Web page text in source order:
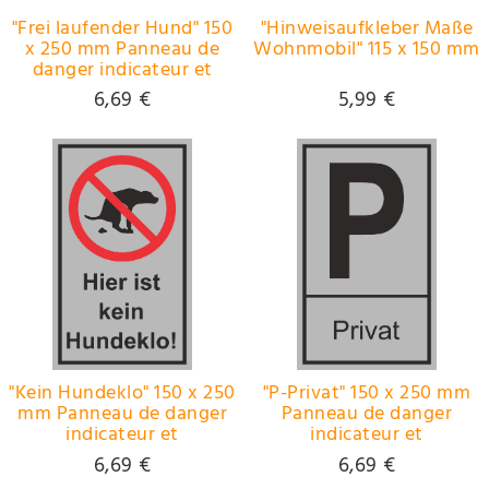
"Frei laufender Hund" 150
x 250 mm Panneau de
danger indicateur et
d'interdiction PST-
plastique
6,69 €
"Hinweisaufkleber Maße
Wohnmobil" 115 x 150 mm
5,99 €
"Kein Hundeklo" 150 x 250
mm Panneau de danger
indicateur et
d'interdiction PST-
plastique
6,69 €
"P-Privat" 150 x 250 mm
Panneau de danger
indicateur et
d'interdiction PST-
plastique
6,69 €